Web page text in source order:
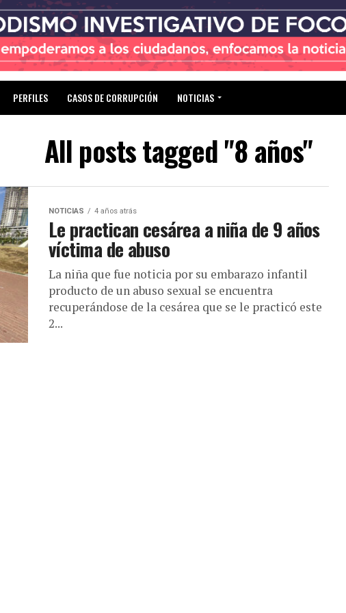
PERFILES CASOS DE CORRUPCIÓN NOTICIAS
All posts tagged "8 años"
NOTICIAS 4 años atrás
Le practican cesárea a niña de 9 años
víctima de abuso
La niña que fue noticia por su embarazo infantil
producto de un abuso sexual se encuentra
recuperándose de la cesárea que se le practicó este
2...